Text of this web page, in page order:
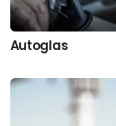
Autoglas